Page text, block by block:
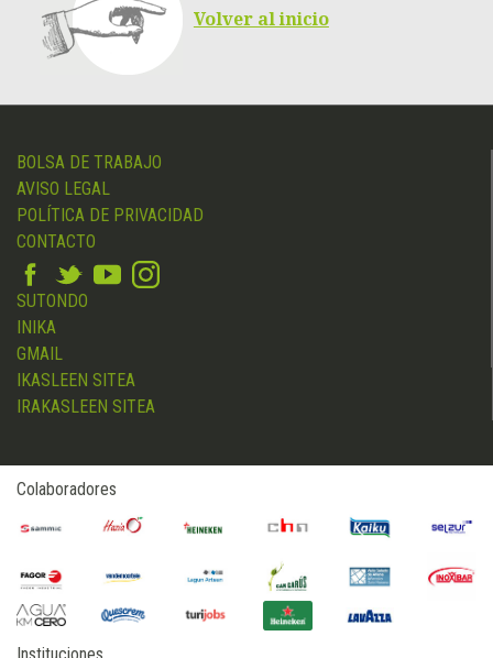
Volver al inicio
BOLSA DE TRABAJO
AVISO LEGAL
POLÍTICA DE PRIVACIDAD
CONTACTO
SUTONDO
INIKA
GMAIL
IKASLEEN SITEA
IRAKASLEEN SITEA
Colaboradores
Instituciones